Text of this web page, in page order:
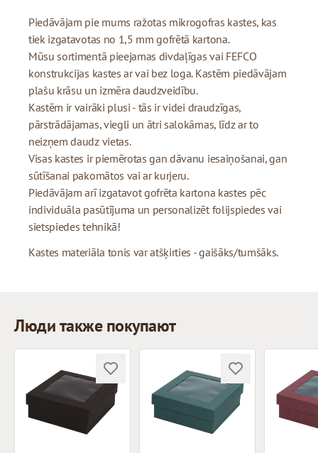
Piedāvājam pie mums ražotas mikrogofras kastes, kas
tiek izgatavotas no 1,5 mm gofrētā kartona.
Mūsu sortimentā pieejamas divdaļīgas vai FEFCO
konstrukcijas kastes ar vai bez loga. Kastēm piedāvājam
plašu krāsu un izmēra daudzveidību.
Kastēm ir vairāki plusi - tās ir videi draudzīgas,
pārstrādājamas, viegli un ātri salokāmas, līdz ar to
neizņem daudz vietas.
Visas kastes ir piemērotas gan dāvanu iesaiņošanai, gan
sūtīšanai pakomātos vai ar kurjeru.
Piedāvājam arī izgatavot gofrēta kartona kastes pēc
individuāla pasūtījuma un personalizēt folijspiedes vai
sietspiedes tehnikā!
Kastes materiāla tonis var atšķirties - gaišāks/tumšāks.
Люди также покупают